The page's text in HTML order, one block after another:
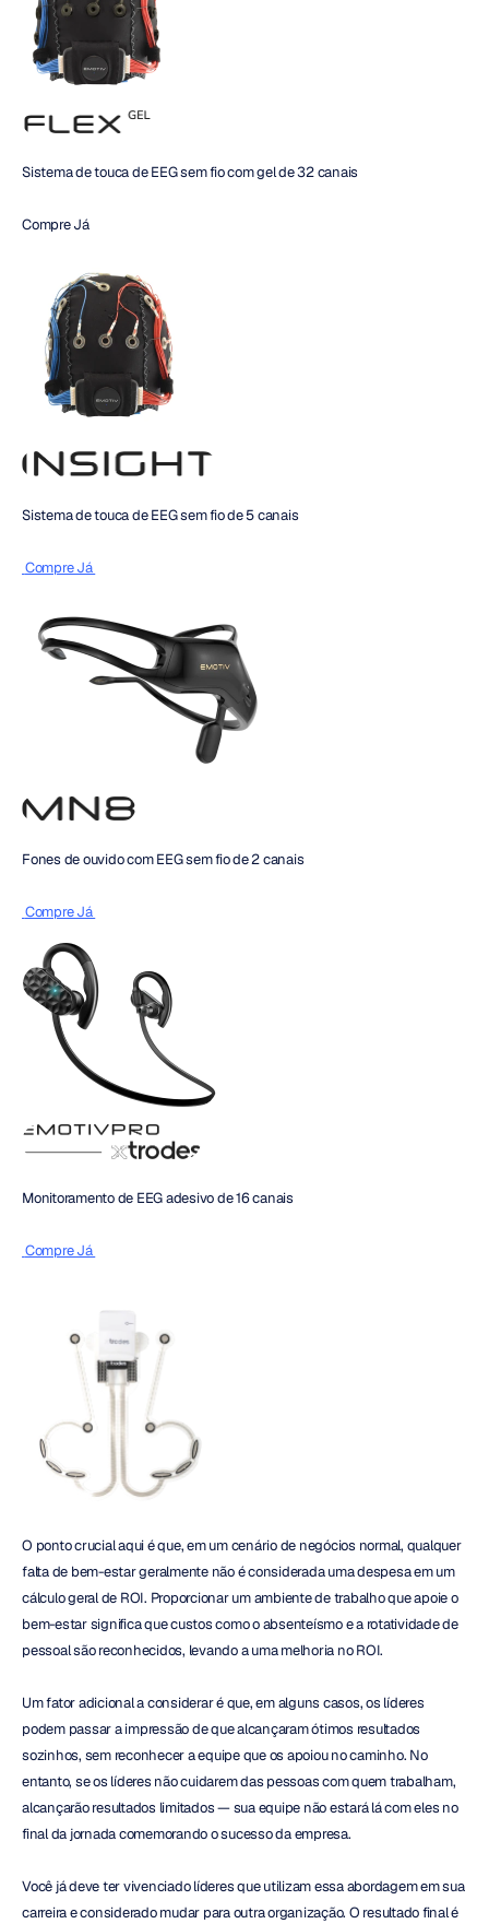
Sistema de touca de EEG sem fio com gel de 32 canais
Compre Já
Sistema de touca de EEG sem fio de 5 canais
Compre Já
Fones de ouvido com EEG sem fio de 2 canais
Compre Já
Monitoramento de EEG adesivo de 16 canais
Compre Já
O ponto crucial aqui é que, em um cenário de negócios normal, qualquer
falta de bem-estar geralmente não é considerada uma despesa em um
cálculo geral de ROI. Proporcionar um ambiente de trabalho que apoie o
bem-estar significa que custos como o absenteísmo e a rotatividade de
pessoal são reconhecidos, levando a uma melhoria no ROI.
Um fator adicional a considerar é que, em alguns casos, os líderes
podem passar a impressão de que alcançaram ótimos resultados
sozinhos, sem reconhecer a equipe que os apoiou no caminho. No
entanto, se os líderes não cuidarem das pessoas com quem trabalham,
alcançarão resultados limitados — sua equipe não estará lá com eles no
final da jornada comemorando o sucesso da empresa.
Você já deve ter vivenciado líderes que utilizam essa abordagem em sua
carreira e considerado mudar para outra organização. O resultado final é